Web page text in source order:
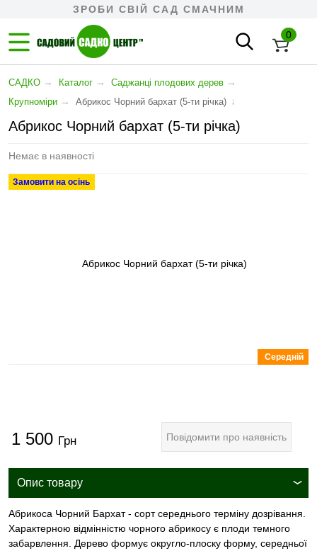
ЗРОБИ СВІЙ САД СМАЧНИМ
0
САДКО → Каталог → Cаджанці плодових дерев →
Крупноміри → Абрикос Чорний бархат (5-ти річка) ↓
Абрикос Чорний бархат (5-ти річка)
Немає в наявності
Замовити на осінь
Середній
1 500 Грн Повідомити про наявність
Опис товару
Абрикоса Чорний Бархат - сорт середнього терміну дозрівання.
Характерною відмінністю чорного абрикосу є плоди темного
забарвлення. Дерево формує округло-плоску форму, середньої